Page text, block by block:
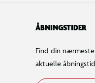
ÅBNINGSTIDER
Find din
aktuelle